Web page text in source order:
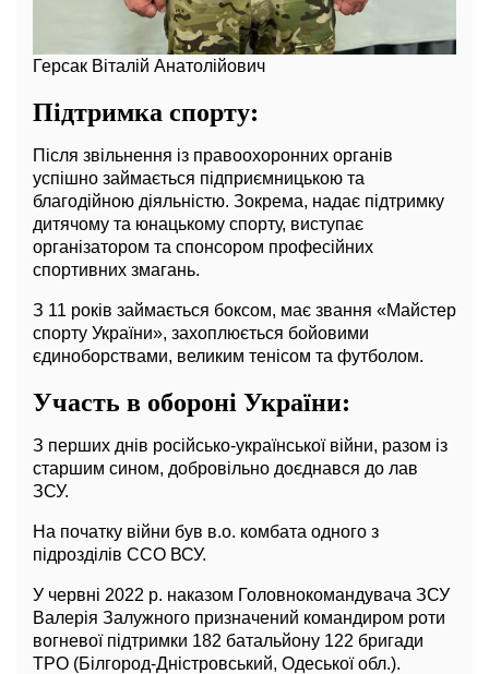
Герсак Віталій Анатолійович
Підтримка спорту:
Після звільнення із правоохоронних органів
успішно займається підприємницькою та
благодійною діяльністю. Зокрема, надає підтримку
дитячому та юнацькому спорту, виступає
організатором та спонсором професійних
спортивних змагань.
З 11 років займається боксом, має звання «Майстер
спорту України», захоплюється бойовими
єдиноборствами, великим тенісом та футболом.
Участь в обороні України:
З перших днів російсько-української війни, разом із
старшим сином, добровільно доєднався до лав
ЗСУ.
На початку війни був в.о. комбата одного з
підрозділів ССО ВСУ.
У червні 2022 р. наказом Головнокомандувача ЗСУ
Валерія Залужного призначений командиром роти
вогневої підтримки 182 батальйону 122 бригади
ТРО (Білгород-Дністровський, Одеської обл.).